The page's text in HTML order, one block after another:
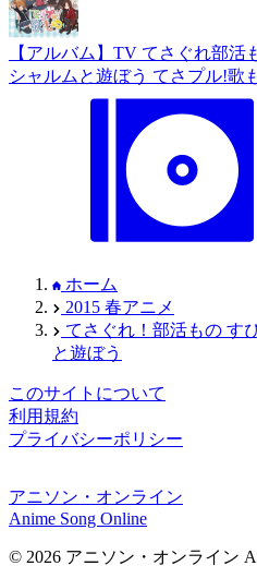
【アルバム】TV てさぐれ部活
シャルムと遊ぼう てさプル!歌
ホーム
2015 春アニメ
てさぐれ！部活もの す
と遊ぼう
このサイトについて
利用規約
プライバシーポリシー
アニソン・オンライン
Anime Song Online
© 2026 アニソン・オンライン